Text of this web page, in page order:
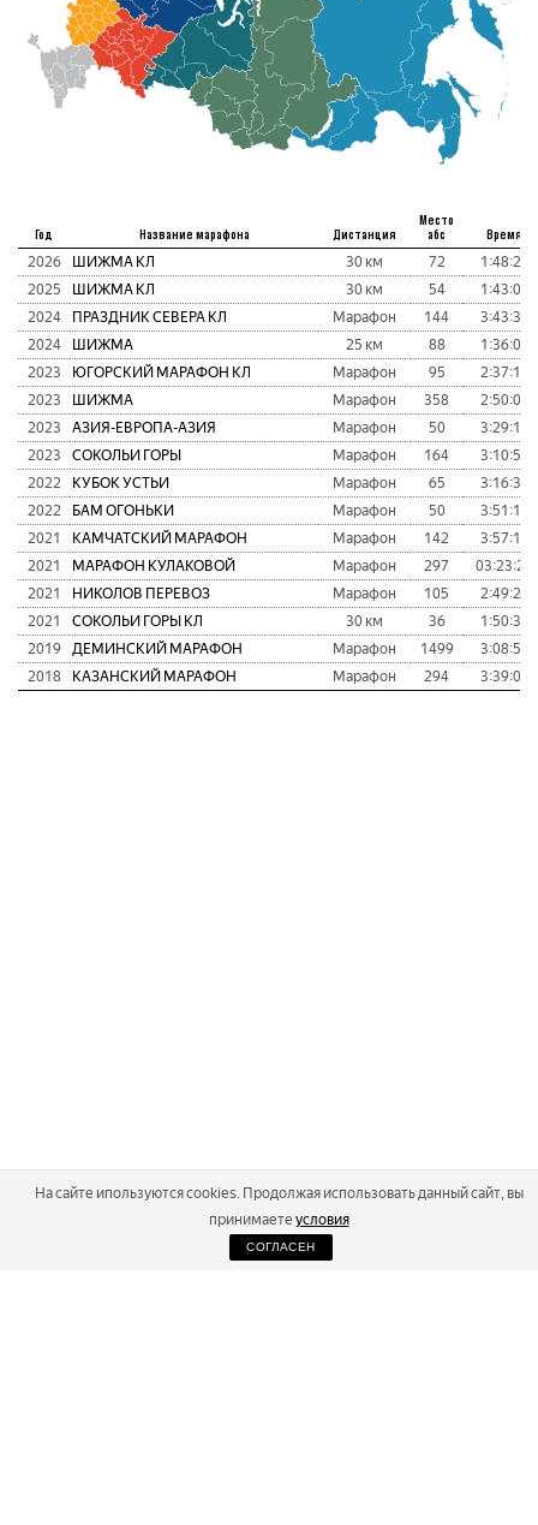
Год Название марафона Дистанция
Место
абс
Время
2026 ШИЖМА КЛ 30 км 72
1:48:26
2025
ШИЖМА КЛ 30 км 54
1:43:05
2024
ПРАЗДНИК СЕВЕРА КЛ Марафон 144
3:43:34
2024
ШИЖМА 25 км 88
1:36:03
2023
ЮГОРСКИЙ МАРАФОН КЛ Марафон 95
2:37:15
2023
ШИЖМА Марафон 358
2:50:04
2023
АЗИЯ-ЕВРОПА-АЗИЯ Марафон 50
3:29:16
2023
СОКОЛЬИ ГОРЫ Марафон 164
3:10:54
2022
КУБОК УСТЬИ Марафон 65
3:16:39
2022
БАМ ОГОНЬКИ Марафон 50
3:51:16
2021
КАМЧАТСКИЙ МАРАФОН Марафон 142
3:57:16
2021
МАРАФОН КУЛАКОВОЙ Марафон 297
03:23:24
2021
НИКОЛОВ ПЕРЕВОЗ Марафон 105
2:49:20
2021
СОКОЛЬИ ГОРЫ КЛ 30 км 36
1:50:33
2019
ДЕМИНСКИЙ МАРАФОН Марафон 1499
3:08:53
2018
КАЗАНСКИЙ МАРАФОН Марафон 294 3:39:02
На сайте ипользуются cookies. Продолжая использовать данный сайт, вы
принимаете условия
СОГЛАСЕН